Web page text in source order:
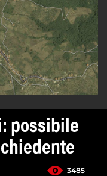
possibile
3485